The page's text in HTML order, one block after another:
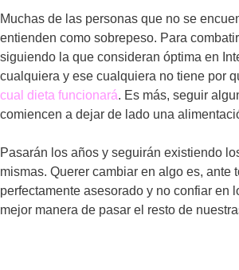
Muchas de las personas que no se
entienden como sobrepeso. Para
siguiendo la que consideran óptima en
cualquiera y ese cualquiera no tiene por
cual dieta funcionará. Es más, seguir
comiencen a dejar de lado una
Pasarán los años y seguirán existiendo
mismas. Querer cambiar en algo es,
perfectamente asesorado y no confiar en
mejor manera de pasar el resto de